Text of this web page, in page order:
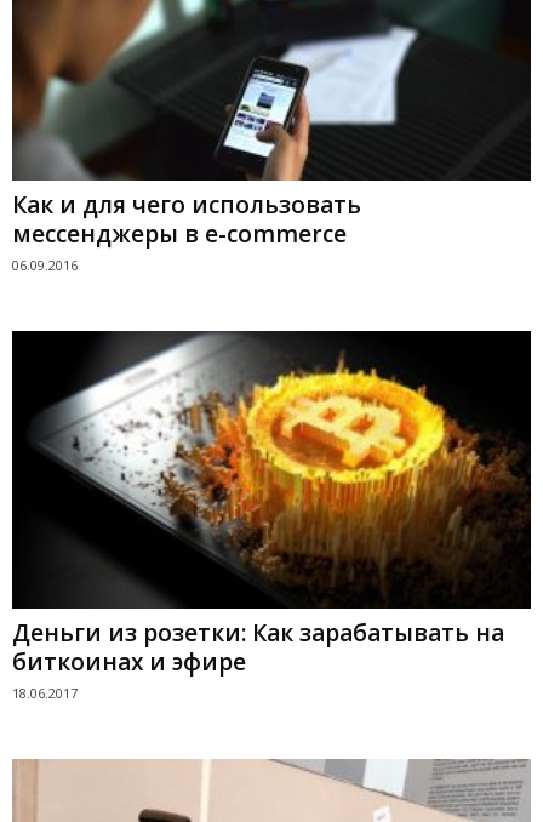
Как и для чего использовать
мессенджеры в e-commerce
06.09.2016
Деньги из розетки: Как зарабатывать на
биткоинах и эфире
18.06.2017